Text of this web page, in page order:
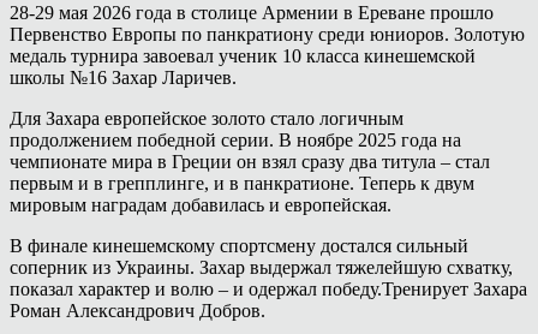
28-29 мая 2026 года в столице Армении в Ереване прошло
Первенство Европы по панкратиону среди юниоров. Золотую
медаль турнира завоевал ученик 10 класса кинешемской
школы №16 Захар Ларичев.
Для Захара европейское золото стало логичным
продолжением победной серии. В ноябре 2025 года на
чемпионате мира в Греции он взял сразу два титула – стал
первым и в грепплинге, и в панкратионе. Теперь к двум
мировым наградам добавилась и европейская.
В финале кинешемскому спортсмену достался сильный
соперник из Украины. Захар выдержал тяжелейшую схватку,
показал характер и волю – и одержал победу.Тренирует Захара
Роман Александрович Добров.